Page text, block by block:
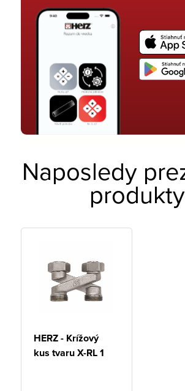
Naposledy
produkty
HERZ - Krížový
kus tvaru X-RL 1